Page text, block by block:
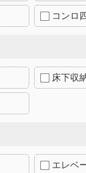
コンロ
床下収
エレベ